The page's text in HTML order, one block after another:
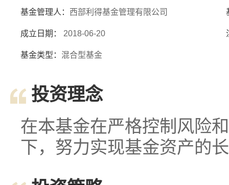
基金管理人： 西部利得基金管理有限公司
成立日期： 2018-06-20
基金类型： 混合型基金
投资理念
在本基金在严格控制风险
下，努力实现基金资产的